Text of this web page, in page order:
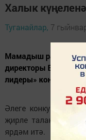
Халык
Туганайлар, 7
Мамадыш
директоры Елена
лидеры»
Әлеге конкурс
җирле талантларны
ярдәм итә.